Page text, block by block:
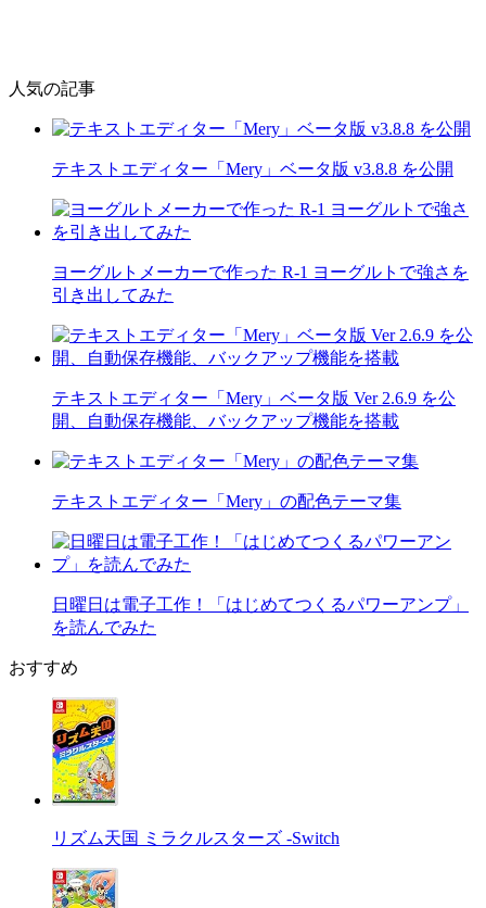
人気の記事
テキストエディター「Mery」ベータ版 v3.8.8 を公開
ヨーグルトメーカーで作った R-1 ヨーグルトで強さを
引き出してみた
テキストエディター「Mery」ベータ版 Ver 2.6.9 を公
開、自動保存機能、バックアップ機能を搭載
テキストエディター「Mery」の配色テーマ集
日曜日は電子工作！「はじめてつくるパワーアンプ」
を読んでみた
おすすめ
リズム天国 ミラクルスターズ -Switch